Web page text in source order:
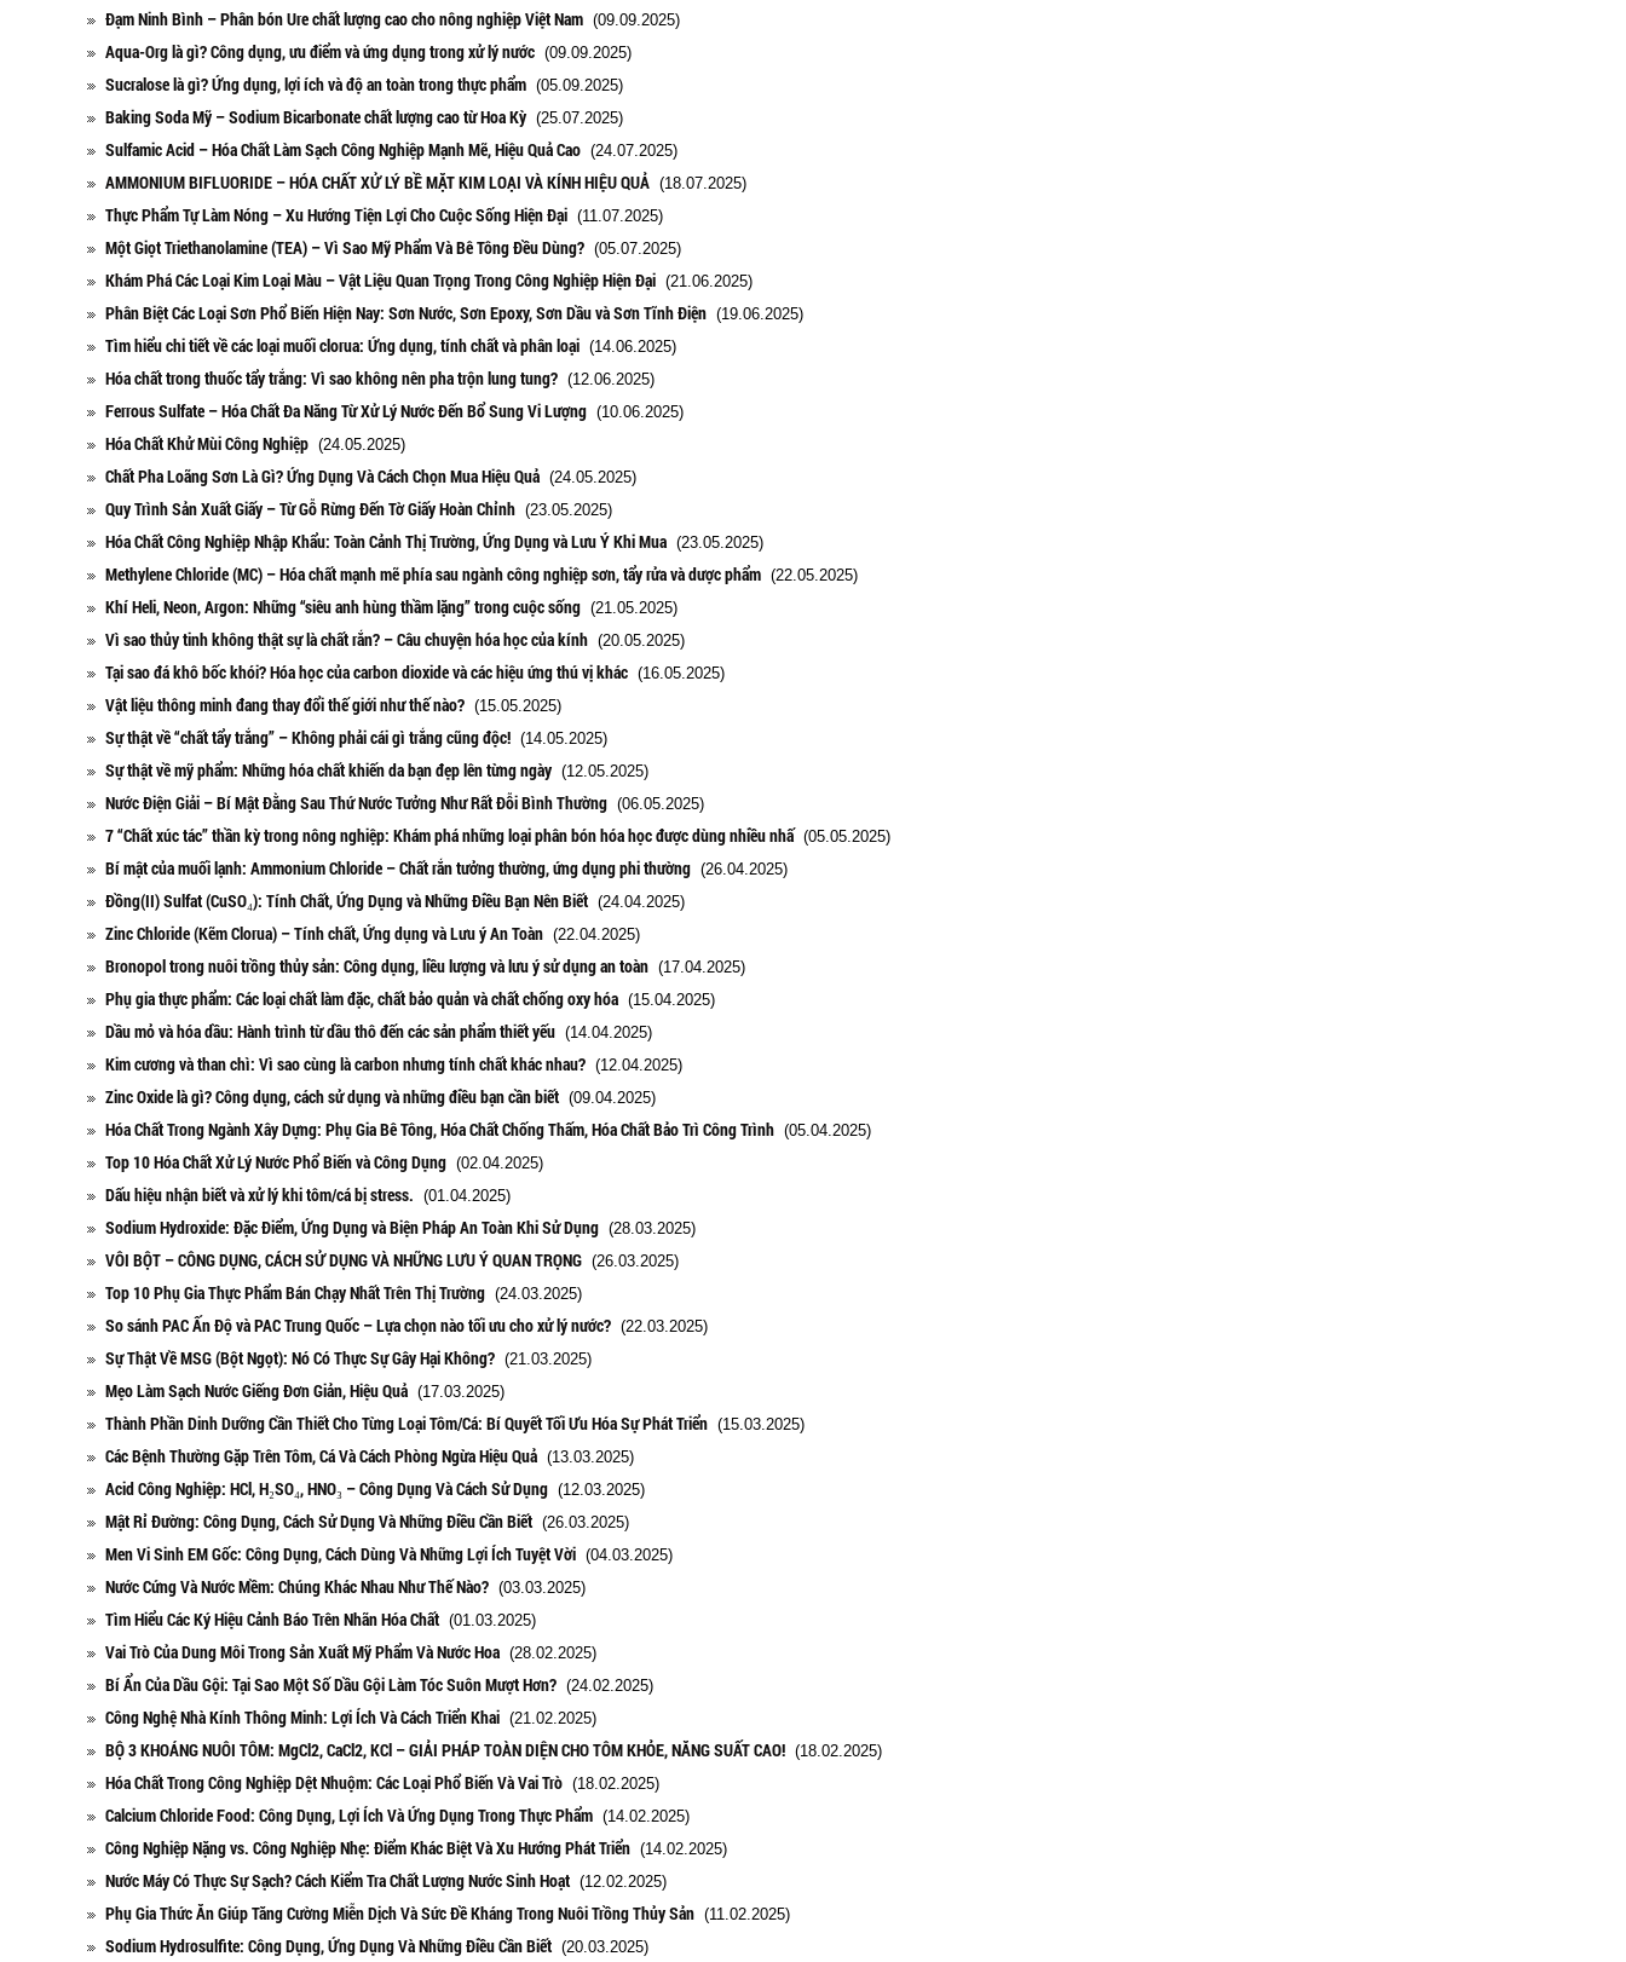
Đạm Ninh Bình – Phân bón Ure chất lượng cao cho nông nghiệp Việt Nam (09.09.2025)
Aqua-Org là gì? Công dụng, ưu điểm và ứng dụng trong xử lý nước (09.09.2025)
Sucralose là gì? Ứng dụng, lợi ích và độ an toàn trong thực phẩm (05.09.2025)
Baking Soda Mỹ – Sodium Bicarbonate chất lượng cao từ Hoa Kỳ (25.07.2025)
Sulfamic Acid – Hóa Chất Làm Sạch Công Nghiệp Mạnh Mẽ, Hiệu Quả Cao (24.07.2025)
AMMONIUM BIFLUORIDE – HÓA CHẤT XỬ LÝ BỀ MẶT KIM LOẠI VÀ KÍNH HIỆU QUẢ (18.07.2025)
Thực Phẩm Tự Làm Nóng – Xu Hướng Tiện Lợi Cho Cuộc Sống Hiện Đại (11.07.2025)
Một Giọt Triethanolamine (TEA) – Vì Sao Mỹ Phẩm Và Bê Tông Đều Dùng? (05.07.2025)
Khám Phá Các Loại Kim Loại Màu – Vật Liệu Quan Trọng Trong Công Nghiệp Hiện Đại (21.06.2025)
Phân Biệt Các Loại Sơn Phổ Biến Hiện Nay: Sơn Nước, Sơn Epoxy, Sơn Dầu và Sơn Tĩnh Điện (19.06.2025)
Tìm hiểu chi tiết về các loại muối clorua: Ứng dụng, tính chất và phân loại (14.06.2025)
Hóa chất trong thuốc tẩy trắng: Vì sao không nên pha trộn lung tung? (12.06.2025)
Ferrous Sulfate – Hóa Chất Đa Năng Từ Xử Lý Nước Đến Bổ Sung Vi Lượng (10.06.2025)
Hóa Chất Khử Mùi Công Nghiệp (24.05.2025)
Chất Pha Loãng Sơn Là Gì? Ứng Dụng Và Cách Chọn Mua Hiệu Quả (24.05.2025)
Quy Trình Sản Xuất Giấy – Từ Gỗ Rừng Đến Tờ Giấy Hoàn Chỉnh (23.05.2025)
Hóa Chất Công Nghiệp Nhập Khẩu: Toàn Cảnh Thị Trường, Ứng Dụng và Lưu Ý Khi Mua (23.05.2025)
Methylene Chloride (MC) – Hóa chất mạnh mẽ phía sau ngành công nghiệp sơn, tẩy rửa và dược phẩm (22.05.2025)
Khí Heli, Neon, Argon: Những “siêu anh hùng thầm lặng” trong cuộc sống (21.05.2025)
Vì sao thủy tinh không thật sự là chất rắn? – Câu chuyện hóa học của kính (20.05.2025)
Tại sao đá khô bốc khói? Hóa học của carbon dioxide và các hiệu ứng thú vị khác (16.05.2025)
Vật liệu thông minh đang thay đổi thế giới như thế nào? (15.05.2025)
Sự thật về “chất tẩy trắng” – Không phải cái gì trắng cũng độc! (14.05.2025)
Sự thật về mỹ phẩm: Những hóa chất khiến da bạn đẹp lên từng ngày (12.05.2025)
Nước Điện Giải – Bí Mật Đằng Sau Thứ Nước Tưởng Như Rất Đỗi Bình Thường (06.05.2025)
7 “Chất xúc tác” thần kỳ trong nông nghiệp: Khám phá những loại phân bón hóa học được dùng nhiều nhấ (05.05.2025)
Bí mật của muối lạnh: Ammonium Chloride – Chất rắn tưởng thường, ứng dụng phi thường (26.04.2025)
Đồng(II) Sulfat (CuSO₄): Tính Chất, Ứng Dụng và Những Điều Bạn Nên Biết (24.04.2025)
Zinc Chloride (Kẽm Clorua) – Tính chất, Ứng dụng và Lưu ý An Toàn (22.04.2025)
Bronopol trong nuôi trồng thủy sản: Công dụng, liều lượng và lưu ý sử dụng an toàn (17.04.2025)
Phụ gia thực phẩm: Các loại chất làm đặc, chất bảo quản và chất chống oxy hóa (15.04.2025)
Dầu mỏ và hóa dầu: Hành trình từ dầu thô đến các sản phẩm thiết yếu (14.04.2025)
Kim cương và than chì: Vì sao cùng là carbon nhưng tính chất khác nhau? (12.04.2025)
Zinc Oxide là gì? Công dụng, cách sử dụng và những điều bạn cần biết (09.04.2025)
Hóa Chất Trong Ngành Xây Dựng: Phụ Gia Bê Tông, Hóa Chất Chống Thấm, Hóa Chất Bảo Trì Công Trình (05.04.2025)
Top 10 Hóa Chất Xử Lý Nước Phổ Biến và Công Dụng (02.04.2025)
Dấu hiệu nhận biết và xử lý khi tôm/cá bị stress. (01.04.2025)
Sodium Hydroxide: Đặc Điểm, Ứng Dụng và Biện Pháp An Toàn Khi Sử Dụng (28.03.2025)
VÔI BỘT – CÔNG DỤNG, CÁCH SỬ DỤNG VÀ NHỮNG LƯU Ý QUAN TRỌNG (26.03.2025)
Top 10 Phụ Gia Thực Phẩm Bán Chạy Nhất Trên Thị Trường (24.03.2025)
So sánh PAC Ấn Độ và PAC Trung Quốc – Lựa chọn nào tối ưu cho xử lý nước? (22.03.2025)
Sự Thật Về MSG (Bột Ngọt): Nó Có Thực Sự Gây Hại Không? (21.03.2025)
Mẹo Làm Sạch Nước Giếng Đơn Giản, Hiệu Quả (17.03.2025)
Thành Phần Dinh Dưỡng Cần Thiết Cho Từng Loại Tôm/Cá: Bí Quyết Tối Ưu Hóa Sự Phát Triển (15.03.2025)
Các Bệnh Thường Gặp Trên Tôm, Cá Và Cách Phòng Ngừa Hiệu Quả (13.03.2025)
Acid Công Nghiệp: HCl, H₂SO₄, HNO₃ – Công Dụng Và Cách Sử Dụng (12.03.2025)
Mật Rỉ Đường: Công Dụng, Cách Sử Dụng Và Những Điều Cần Biết (26.03.2025)
Men Vi Sinh EM Gốc: Công Dụng, Cách Dùng Và Những Lợi Ích Tuyệt Vời (04.03.2025)
Nước Cứng Và Nước Mềm: Chúng Khác Nhau Như Thế Nào? (03.03.2025)
Tìm Hiểu Các Ký Hiệu Cảnh Báo Trên Nhãn Hóa Chất (01.03.2025)
Vai Trò Của Dung Môi Trong Sản Xuất Mỹ Phẩm Và Nước Hoa (28.02.2025)
Bí Ẩn Của Dầu Gội: Tại Sao Một Số Dầu Gội Làm Tóc Suôn Mượt Hơn? (24.02.2025)
Công Nghệ Nhà Kính Thông Minh: Lợi Ích Và Cách Triển Khai (21.02.2025)
BỘ 3 KHOÁNG NUÔI TÔM: MgCl2, CaCl2, KCl – GIẢI PHÁP TOÀN DIỆN CHO TÔM KHỎE, NĂNG SUẤT CAO! (18.02.2025)
Hóa Chất Trong Công Nghiệp Dệt Nhuộm: Các Loại Phổ Biến Và Vai Trò (18.02.2025)
Calcium Chloride Food: Công Dụng, Lợi Ích Và Ứng Dụng Trong Thực Phẩm (14.02.2025)
Công Nghiệp Nặng vs. Công Nghiệp Nhẹ: Điểm Khác Biệt Và Xu Hướng Phát Triển (14.02.2025)
Nước Máy Có Thực Sự Sạch? Cách Kiểm Tra Chất Lượng Nước Sinh Hoạt (12.02.2025)
Phụ Gia Thức Ăn Giúp Tăng Cường Miễn Dịch Và Sức Đề Kháng Trong Nuôi Trồng Thủy Sản (11.02.2025)
Sodium Hydrosulfite: Công Dụng, Ứng Dụng Và Những Điều Cần Biết (20.03.2025)